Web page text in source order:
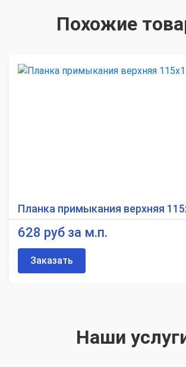
Похожие
Планка примыкания верхняя
628 руб за м.п.
Заказать
Наши